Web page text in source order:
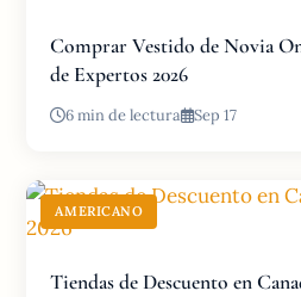
Comprar Vestido de Novia
de Expertos 2026
6 min de lectura Sep 17
AMERICANO
Tiendas de Descuento en